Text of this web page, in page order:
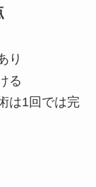
り
る
は1回では完